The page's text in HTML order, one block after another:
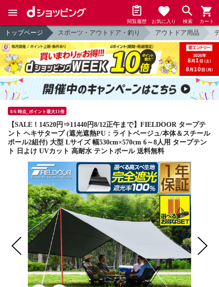
閲覧履歴 お気に入り 検索 カート
トップページ スポーツ・アウトドア・釣り アウトドア用品
8/6 時点_ポイント最大11倍
【SALE！14520円⇒11440円8/12正午まで】FIELDOOR タープテ
ント ヘキサタープ (遮光遮熱PU：ライトベージュ/本体＆スチール
ポール2組付) 大型 Lサイズ 幅530cm×570cm 6～8人用 タープテン
ト 日よけ UVカット 高耐水 テントポール 送料無料